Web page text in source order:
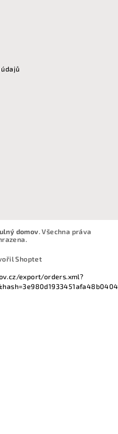
domov. Všechna práva
Shoptet
export/orders.xml?